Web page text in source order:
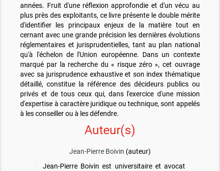
années. Fruit d'une réflexion approfondie et d'un vécu au
plus près des exploitants, ce livre présente le double mérite
d'identifier les principaux enjeux de la matière tout en
cernant avec une grande précision les dernières évolutions
réglementaires et jurisprudentielles, tant au plan national
qu'à l'échelon de l'Union européenne. Dans un contexte
marqué par la recherche du « risque zéro », cet ouvrage
avec sa jurisprudence exhaustive et son index thématique
détaillé, constitue la référence des décideurs publics ou
privés et de tous ceux qui, dans l'exercice d'une mission
d'expertise à caractère juridique ou technique, sont appelés
à les conseiller ou à les défendre.
Auteur(s)
Jean-Pierre Boivin (auteur)
Jean-Pierre Boivin est universitaire et avocat